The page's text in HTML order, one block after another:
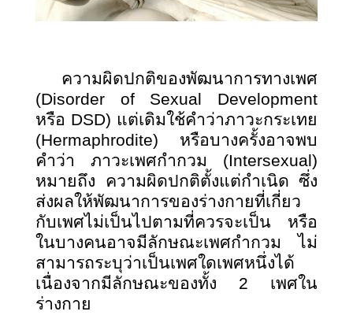
ความผิดปกติของพัฒนาการทางเพศ
(Disorder of Sexual Development
หรือ DSD) แต่เดิมใช้คำว่าภาวะกระเทย
(Hermaphrodite) หรือบางครั้งอาจพบ
คำว่า ภาวะเพศกำกวม (Intersexual)
หมายถึง ความผิดปกติตั้งแต่กำเนิด ซึ่ง
ส่งผลให้พัฒนาการของร่างกายที่เกี่ยว
กับเพศไม่เป็นไปตามที่ควรจะเป็น หรือ
ในบางคนอาจมีลักษณะเพศกำกวม ไม่
สามารถระบุว่าเป็นเพศใดเพศหนึ่งได้
เนื่องจากมีลักษณะของทั้ง 2 เพศใน
ร่างกาย